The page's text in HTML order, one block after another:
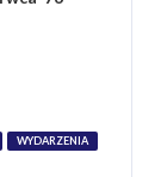
WYDARZENIA